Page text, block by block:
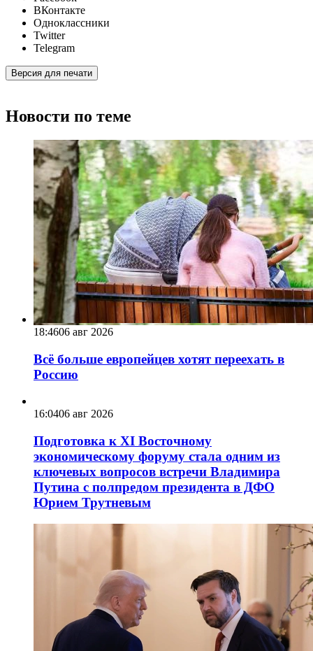
ВКонтакте
Одноклассники
Twitter
Telegram
Версия для печати
Новости по теме
18:4606 авг 2026
Всё больше европейцев хотят переехать в
Россию
16:0406 авг 2026
Подготовка к XI Восточному
экономическому форуму стала одним из
ключевых вопросов встречи Владимира
Путина с полпредом президента в ДФО
Юрием Трутневым